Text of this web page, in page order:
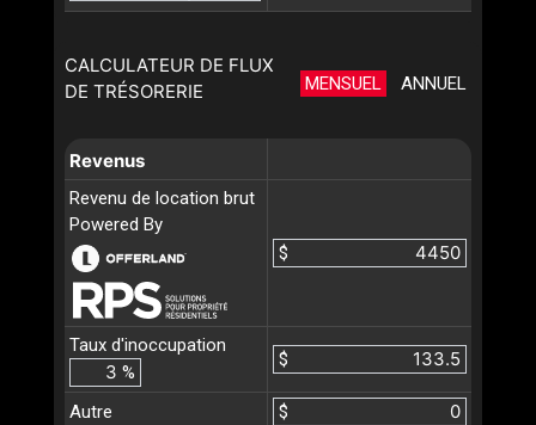
CALCULATEUR DE FLUX
DE TRÉSORERIE
MENSUEL ANNUEL
Revenus
Revenu de location brut
Powered By
$
Taux d'inoccupation
%
$
Autre
$